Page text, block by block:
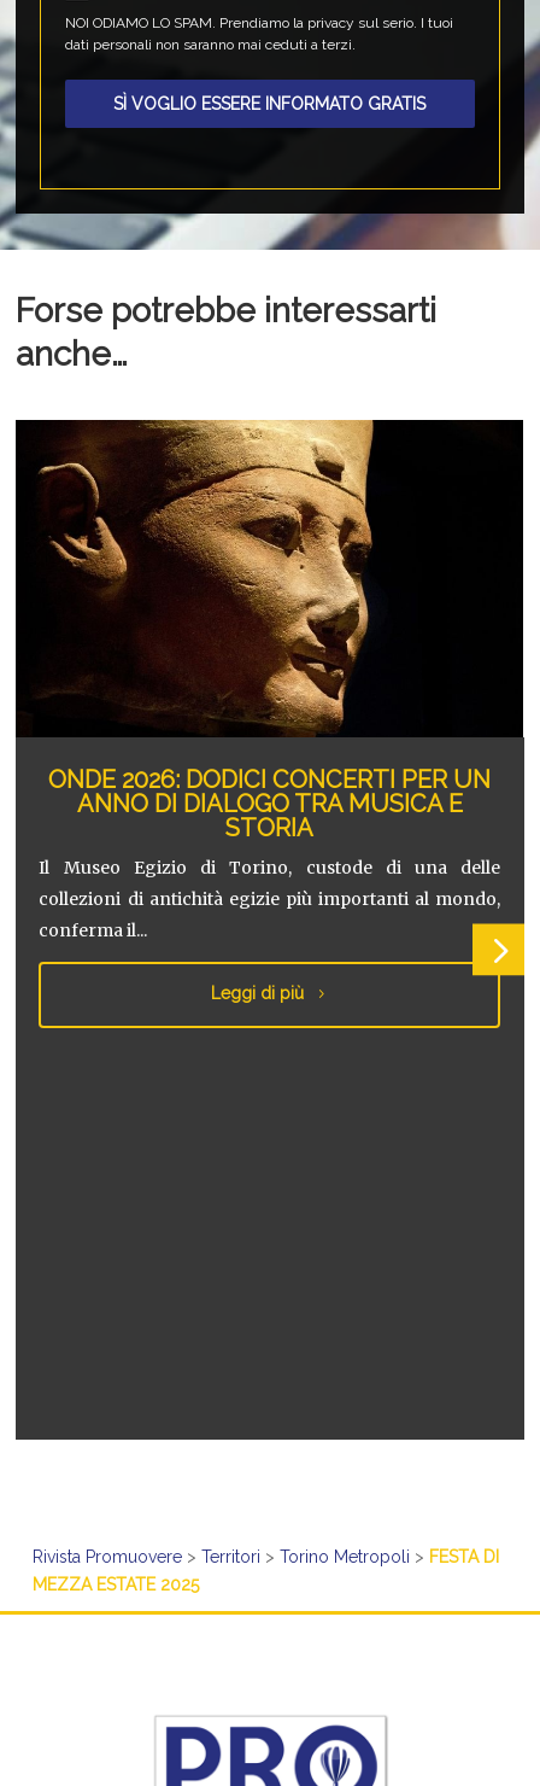
NOI ODIAMO LO SPAM. Prendiamo la privacy sul serio. I tuoi
dati personali non saranno mai ceduti a terzi.
SÌ VOGLIO ESSERE INFORMATO GRATIS
Forse potrebbe interessarti
anche…
ONDE 2026: DODICI CONCERTI PER UN
ANNO DI DIALOGO TRA MUSICA E
STORIA
Il Museo Egizio di Torino, custode di una delle
collezioni di antichità egizie più importanti al mondo,
conferma il...
Leggi di più
Rivista Promuovere> Territori > Torino Metropoli > FESTA DI
MEZZA ESTATE 2025